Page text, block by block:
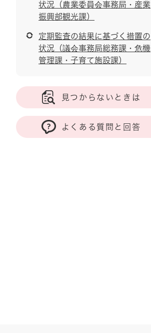
状況（農業委員会事務局・産業
振興部観光課）
定期監査の結果に基づく措置の
状況（議会事務局総務課・危機
管理課・子育て施設課）
見つからないときは
よくある質問と回答